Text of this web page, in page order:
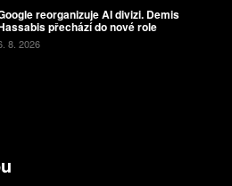
reorganizuje AI divizi. Demis
přechází do nové role
8. 2026